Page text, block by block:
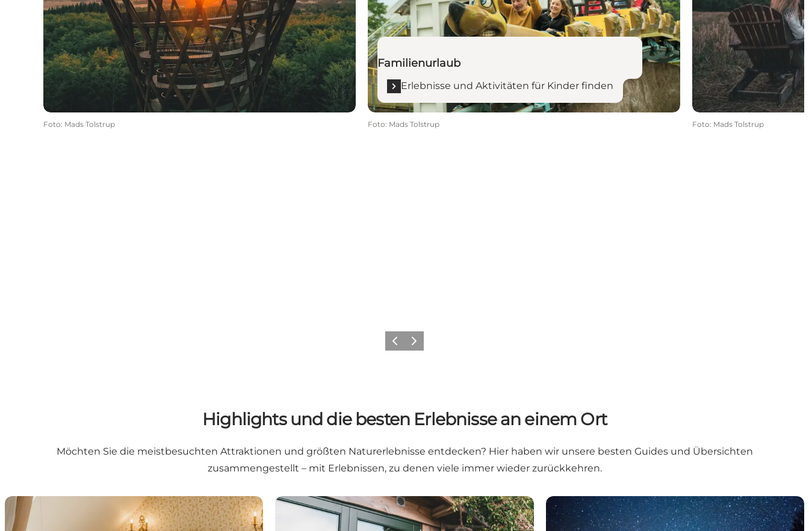
Foto: Mads Tolstrup
Familienurlaub
Erlebnisse und Aktivitäten für Kinder finden
Foto: Mads Tolstrup Foto: Mads Tolstrup
ZurückWeiter
Highlights und die besten Erlebnisse an einem Ort
Möchten Sie die meistbesuchten Attraktionen und größten Naturerlebnisse entdecken? Hier haben wir unsere besten Guides und Übersichten
zusammengestellt – mit Erlebnissen, zu denen viele immer wieder zurückkehren.
6 Übernachtungsorte für ein magisches Pärchenwochenende8 Top-Aktivitäten für Naturliebhaber und AdrenalinjunkiesTop 8 Naturerlebnisse